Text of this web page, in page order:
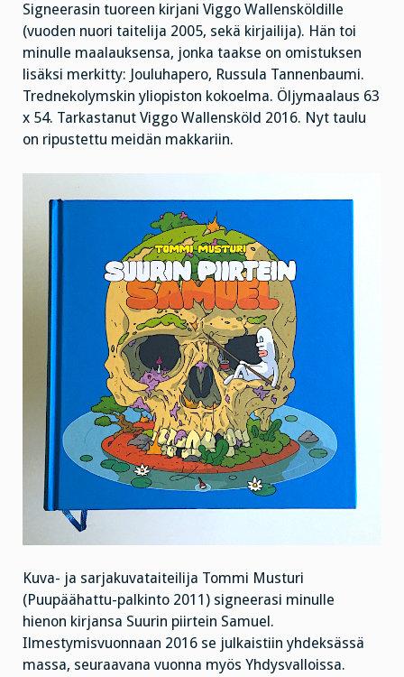
Signeerasin tuoreen kirjani Viggo Wallensköldille
(vuoden nuori taitelija 2005, sekä kirjailija). Hän toi
minulle maalauksensa, jonka taakse on omistuksen
lisäksi merkitty: Jouluhapero, Russula Tannenbaumi.
Trednekolymskin yliopiston kokoelma. Öljymaalaus 63
x 54. Tarkastanut Viggo Wallensköld 2016. Nyt taulu
on ripustettu meidän makkariin.
Kuva- ja sarjakuvataiteilija Tommi Musturi
(Puupäähattu-palkinto 2011) signeerasi minulle
hienon kirjansa Suurin piirtein Samuel.
Ilmestymisvuonnaan 2016 se julkaistiin yhdeksässä
massa, seuraavana vuonna myös Yhdysvalloissa.